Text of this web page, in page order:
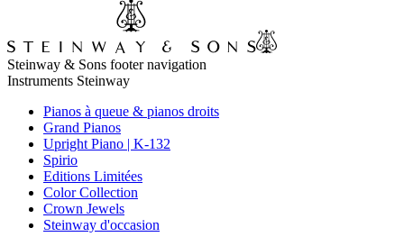
Steinway & Sons footer navigation
Instruments Steinway
Pianos à queue & pianos droits
Grand Pianos
Upright Piano | K-132
Spirio
Editions Limitées
Color Collection
Crown Jewels
Steinway d'occasion